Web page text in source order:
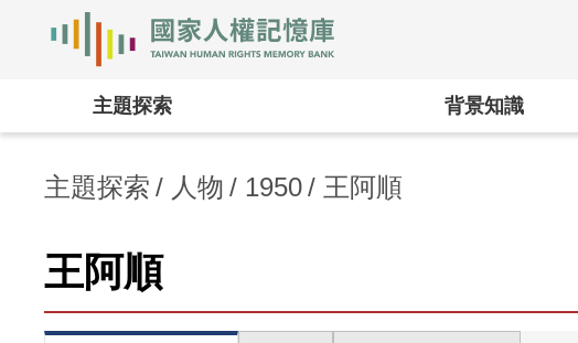
主題探索 背景知識
主題探索 人物 1950 王阿順
王阿順